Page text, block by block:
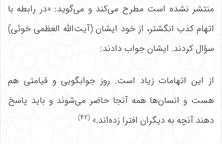
منتشر نشده است مطرح می‌کند و می‌گوید: «در رابطه با
اتهام کذب انگشتر، از خود ایشان (آیت‌الله العظمی خوئی)
سؤال کردند. ایشان جواب دادند:
از این اتهامات زیاد است. روز جوابگویی و قیامتی هم
هست و انسان‌ها همه آنجا حاضر می‌شوند و باید پاسخ
دهند آنچه به دیگران افترا زده‌اند.» (۴۲)